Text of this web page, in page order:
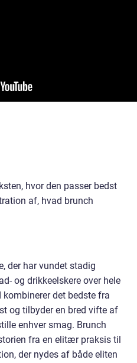
hvor den passer bedst
af, hvad brunch
der har vundet stadig
og drikkeelskere over hele
det bedste fra
og tilbyder en bred vifte af
enhver smag. Brunch
fra en elitær praksis til
der nydes af både eliten